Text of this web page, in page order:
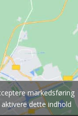
markedsføring
dette indhold